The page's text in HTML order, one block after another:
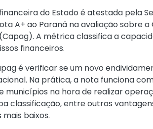
do Estado é atestada pela
A+ ao Paraná na avaliação sobre
A métrica classifica a
financeiros.
é verificar se um novo
Na prática, a nota funciona
municípios na hora de realizar
classificação, entre outras
baixos.